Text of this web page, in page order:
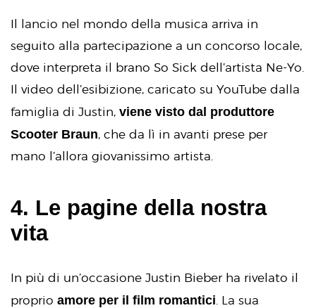
Il lancio nel mondo della musica arriva in
seguito alla partecipazione a un concorso locale,
dove interpreta il brano So Sick dell’artista Ne-Yo.
Il video dell’esibizione, caricato su YouTube dalla
famiglia di Justin, viene visto dal produttore
Scooter Braun, che da lì in avanti prese per
mano l’allora giovanissimo artista.
4. Le pagine della nostra
vita
In più di un’occasione Justin Bieber ha rivelato il
proprio amore per il film romantici . La sua